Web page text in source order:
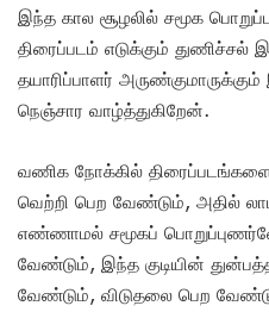
இந்த கால சூழலில் சமூக
திரைப்படம் எடுக்கும் துணிச்சல்
தயாரிப்பாளர்
நெஞ்சார வாழ்த்துகிறேன்.
வணிக நோக்கில்
வெற்றி பெற வேண்டும், அதில்
எண்ணாமல் சமூகப்
வேண்டும், இந்த குடியின்
வேண்டும், விடுதலை பெற